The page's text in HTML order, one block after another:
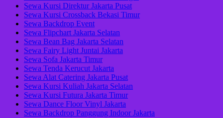
Sewa Kursi Direktur Jakarta Pusat
Sewa Kursi Crossback Bekasi Timur
Sewa Backdrop Event
Sewa Flipchart Jakarta Selatan
Sewa Bean Bag Jakarta Selatan
Sewa Fairy Light Juntai Jakarta
Sewa Sofa Jakarta Timur
Sewa Tenda Kerucut Jakarta
Sewa Alat Catering Jakarta Pusat
Sewa Kursi Kuliah Jakarta Selatan
Sewa Kursi Futura Jakarta Timur
Sewa Dance Floor Vinyl Jakarta
Sewa Backdrop Panggung Indoor Jakarta